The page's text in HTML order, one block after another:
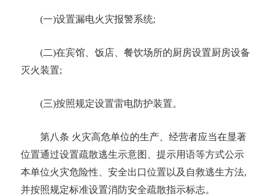
(一)设置漏电火灾报警系统;
(二)在宾馆、饭店、餐饮场所的厨房设置厨房设备
灭火装置;
(三)按照规定设置雷电防护装置。
第八条 火灾高危单位的生产、经营者应当在显著
位置通过设置疏散逃生示意图、提示用语等方式公示
本单位火灾危险性、 安全出口位置以及自救逃生方法,
并按照规定标准设置消防安全疏散指示标志。